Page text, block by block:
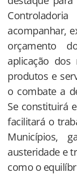
acompanhar,
orçamento
aplicação dos
produtos e
o combate a
Se constituirá
facilitará o
Municípios,
austeridade e
como o